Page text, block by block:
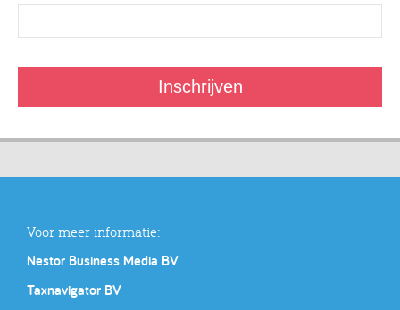
Voor meer informatie:
Nestor Business Media BV
Taxnavigator BV